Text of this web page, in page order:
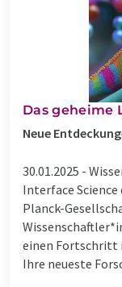
Das geheime
Neue
30.01.2025 -
Interface
Planck-
einen Fortschritt
Ihre neueste